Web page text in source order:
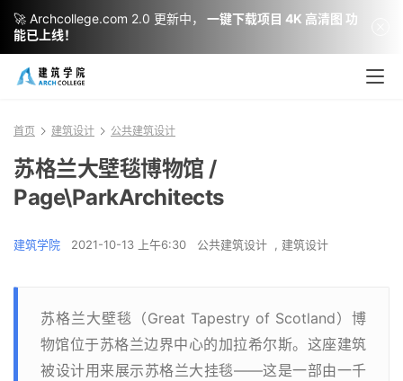
首页 建筑设计 公共建筑设计
苏格兰大壁毯博物馆 /
Page\ParkArchitects
建筑学院 2021-10-13 上午6:30 公共建筑设计 , 建筑设计
苏格兰大壁毯（Great Tapestry of Scotland）博
物馆位于苏格兰边界中心的加拉希尔斯。这座建筑
被设计用来展示苏格兰大挂毯——这是一部由一千
🚀 Archcollege.com 2.0 更新中，
一键下载项目 4K 高清图 功
能已上线！